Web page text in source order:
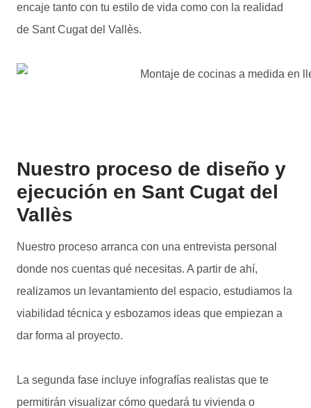
encaje tanto con tu estilo de vida como con la realidad
de Sant Cugat del Vallès.
Nuestro proceso de diseño y
ejecución en Sant Cugat del
Vallès
Nuestro proceso arranca con una entrevista personal
donde nos cuentas qué necesitas. A partir de ahí,
realizamos un levantamiento del espacio, estudiamos la
viabilidad técnica y esbozamos ideas que empiezan a
dar forma al proyecto.
La segunda fase incluye infografías realistas que te
permitirán visualizar cómo quedará tu vivienda o